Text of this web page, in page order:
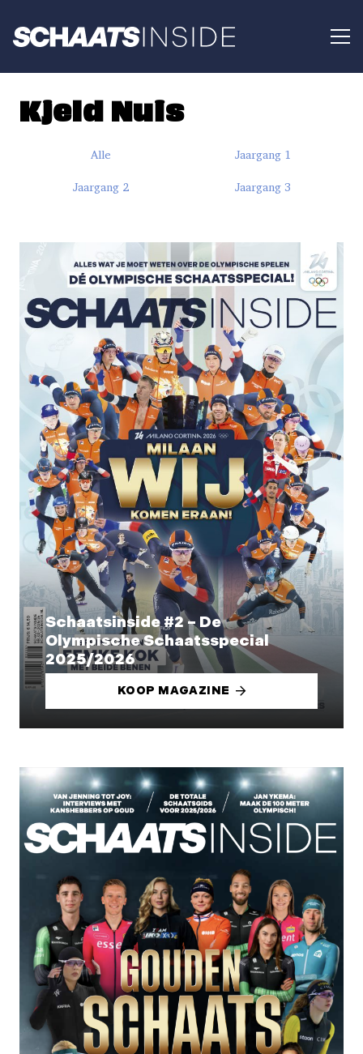
Kjeld Nuis
Alle Jaargang 1
Jaargang 2 Jaargang 3
Schaatsinside #2 – De
Olympische Schaatsspecial
2025/2026
KOOP MAGAZINE